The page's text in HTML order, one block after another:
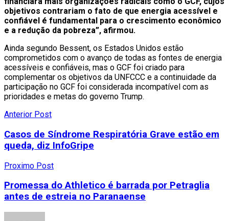
objetivos contrariam o fato de que energia acessível e
confiável é fundamental para o crescimento econômico
e a redução da pobreza”, afirmou.
Ainda segundo Bessent, os Estados Unidos estão
comprometidos com o avanço de todas as fontes de energia
acessíveis e confiáveis, mas o GCF foi criado para
complementar os objetivos da UNFCCC e a continuidade da
participação no GCF foi considerada incompatível com as
prioridades e metas do governo Trump.
Anterior Post
Casos de Síndrome Respiratória Grave estão em
queda, diz InfoGripe
Proximo Post
Promessa do Athletico é barrada por Petraglia
antes de estreia no Paranaense